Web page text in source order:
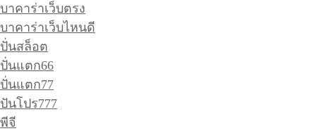
บาคาร่าเว็บตรง
บาคาร่าเว็บไหนดี
ปั่นสล็อต
ปั่นแตก66
ปั่นแตก77
ปันโปร777
พีจี